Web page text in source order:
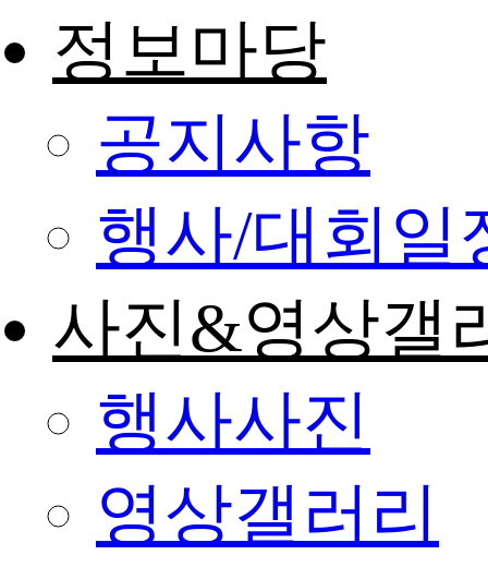
정보마당
공지사항
행사/대회일
사진&영상갤
행사사진
영상갤러리